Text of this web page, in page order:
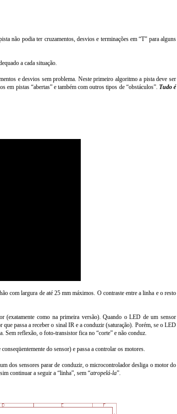
não podia ter cruzamentos, desvios e terminações em “T” para alguns
a cada situação.
e desvios sem problema. Neste primeiro algoritmo a pista deve ser
pistas “abertas” e também com outros tipos de “obstáculos”. Tudo é
com largura de até 25 mm máximos. O contraste entre a linha e o resto
como na primeira versão). Quando o LED de um sensor
passa a receber o sinal IR e a conduzir (saturação). Porém, se o LED
Sem reflexão, o foto-transistor fica no “corte” e não conduz.
do sensor) e passa a controlar os motores.
dos sensores parar de conduzir, o microcontrolador desliga o motor do
continuar a seguir a “linha”, sem “atropelá-la”.